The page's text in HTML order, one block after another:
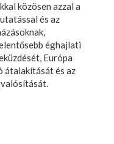
közösen azzal a
és az
éghajlati
Európa
átalakítását és az